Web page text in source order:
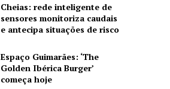
Cheias: rede inteligente de
sensores monitoriza caudais
e antecipa situações de risco
Espaço Guimarães: ‘The
Golden Ibérica Burger’
começa hoje